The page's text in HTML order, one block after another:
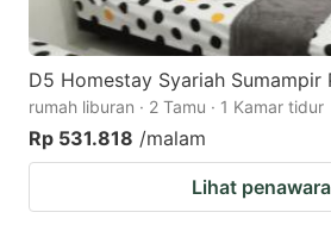
D5 Homestay Syariah Sumampir
rumah liburan · 2 Tamu · 1 Kamar tidur
Rp 531.818 /malam
Lihat